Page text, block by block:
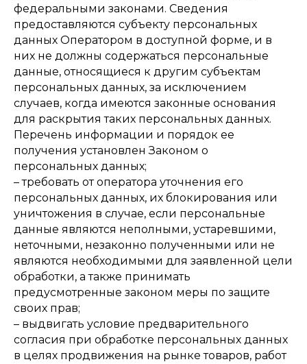
федеральными законами. Сведения
предоставляются субъекту персональных
данных Оператором в доступной форме, и в
них не должны содержаться персональные
данные, относящиеся к другим субъектам
персональных данных, за исключением
случаев, когда имеются законные основания
для раскрытия таких персональных данных.
Перечень информации и порядок ее
получения установлен Законом о
персональных данных;
– требовать от оператора уточнения его
персональных данных, их блокирования или
уничтожения в случае, если персональные
данные являются неполными, устаревшими,
неточными, незаконно полученными или не
являются необходимыми для заявленной цели
обработки, а также принимать
предусмотренные законом меры по защите
своих прав;
– выдвигать условие предварительного
согласия при обработке персональных данных
в целях продвижения на рынке товаров, работ